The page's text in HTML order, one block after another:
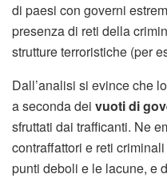
di paesi con governi
presenza di reti della
strutture terroristiche (per
Dall’analisi si evince che
a seconda dei vuoti di
sfruttati dai trafficanti. Ne
contraffattori e reti
punti deboli e le lacune, e